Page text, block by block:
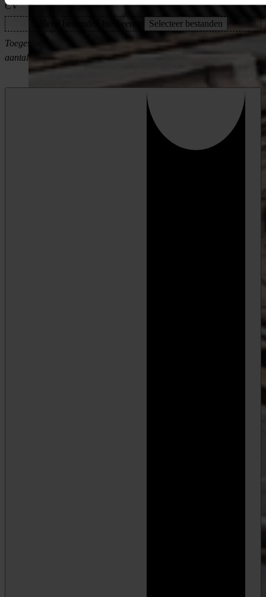
CV
Sleep bestanden hierheen of
Selecteer bestanden
Toegestane bestandstypen: pdf, Max. bestandsgrootte: 64 MB, Max.
aantal bestanden: 1.